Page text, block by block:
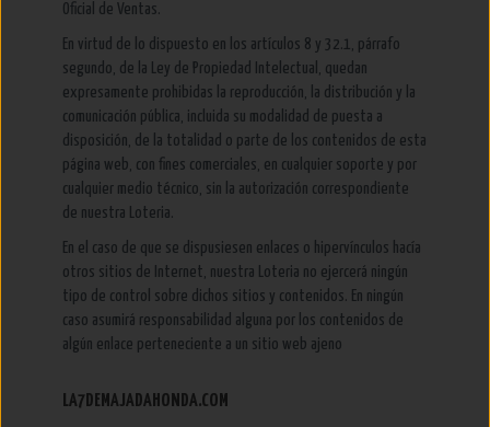
Oficial de Ventas.
En virtud de lo dispuesto en los artículos 8 y 32.1, párrafo
segundo, de la Ley de Propiedad Intelectual, quedan
expresamente prohibidas la reproducción, la distribución y la
comunicación pública, incluida su modalidad de puesta a
disposición, de la totalidad o parte de los contenidos de esta
página web, con fines comerciales, en cualquier soporte y por
cualquier medio técnico, sin la autorización correspondiente
de nuestra Loteria.
En el caso de que se dispusiesen enlaces o hipervínculos hacía
otros sitios de Internet, nuestra Loteria no ejercerá ningún
tipo de control sobre dichos sitios y contenidos. En ningún
caso asumirá responsabilidad alguna por los contenidos de
algún enlace perteneciente a un sitio web ajeno
LA7DEMAJADAHONDA.COM